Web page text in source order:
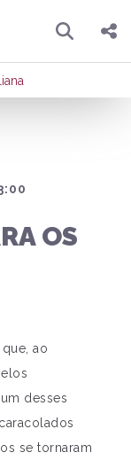
Pesquisar
Publicar no X
OS
ao
desses
se tornaram